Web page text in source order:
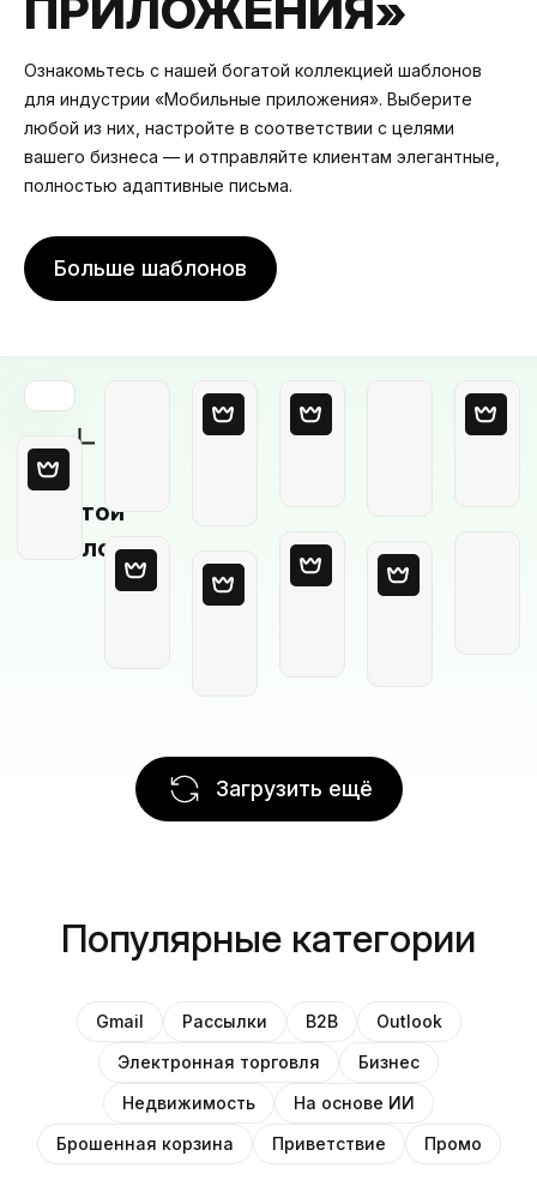
Ознакомьтесь с нашей богатой коллекцией шаблонов
для индустрии «Мобильные приложения». Выберите
любой из них, настройте в соответствии с целями
вашего бизнеса — и отправляйте клиентам элегантные,
полностью адаптивные письма.
Больше шаблонов
Пустой
шаблон
Загрузить ещё
Популярные категории
Gmail Рассылки B2B
Outlook
Электронная торговля
Бизнес
Недвижимость
На основе ИИ
Брошенная корзина
Приветствие Промо